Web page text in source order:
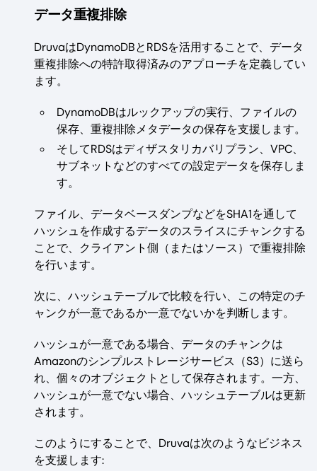
データ重複排除
DruvaはDynamoDBとRDSを活用することで、データ
重複排除への特許取得済みのアプローチを定義してい
ます。
DynamoDBはルックアップの実行、ファイルの
保存、重複排除メタデータの保存を支援します。
そしてRDSはディザスタリカバリプラン、VPC、
サブネットなどのすべての設定データを保存しま
す。
ファイル、データベースダンプなどをSHA1を通して
ハッシュを作成するデータのスライスにチャンクする
ことで、クライアント側（またはソース）で重複排除
を行います。
次に、ハッシュテーブルで比較を行い、この特定のチ
ャンクが一意であるか一意でないかを判断します。
ハッシュが一意である場合、データのチャンクは
Amazonのシンプルストレージサービス（S3）に送ら
れ、個々のオブジェクトとして保存されます。一方、
ハッシュが一意でない場合、ハッシュテーブルは更新
されます。
このようにすることで、Druvaは次のようなビジネス
を支援します: